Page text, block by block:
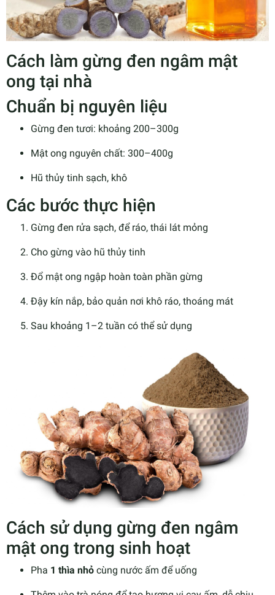
Cách làm gừng đen ngâm mật
ong tại nhà
Chuẩn bị nguyên liệu
Gừng đen tươi: khoảng 200–300g
Mật ong nguyên chất: 300–400g
Hũ thủy tinh sạch, khô
Các bước thực hiện
Gừng đen rửa sạch, để ráo, thái lát mỏng
Cho gừng vào hũ thủy tinh
Đổ mật ong ngập hoàn toàn phần gừng
Đậy kín nắp, bảo quản nơi khô ráo, thoáng mát
Sau khoảng 1–2 tuần có thể sử dụng
Cách sử dụng gừng đen ngâm
mật ong trong sinh hoạt
Pha 1 thìa nhỏ cùng nước ấm để uống